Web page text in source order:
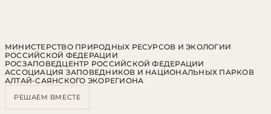
МИНИСТЕРСТВО ПРИРОДНЫХ РЕСУРСОВ И ЭКОЛОГИИ
РОССИЙСКОЙ ФЕДЕРАЦИИ
РОСЗАПОВЕДЦЕНТР РОССИЙСКОЙ ФЕДЕРАЦИИ
АССОЦИАЦИЯ ЗАПОВЕДНИКОВ И НАЦИОНАЛЬНЫХ ПАРКОВ
АЛТАЙ-САЯНСКОГО ЭКОРЕГИОНА
РЕШАЕМ ВМЕСТЕ